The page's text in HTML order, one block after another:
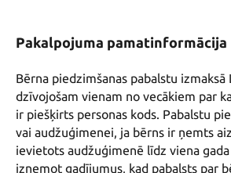
Pakalpojuma pamatinformācija
Bērna piedzimšanas pabalstu izmaksā
dzīvojošam vienam no vecākiem par
ir piešķirts personas kods. Pabalstu
vai audžuģimenei, ja bērns ir ņemts
ievietots audžuģimenē līdz viena
izņemot gadījumus, kad pabalsts par